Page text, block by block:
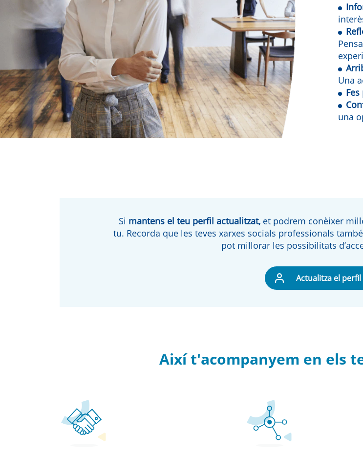
Una
una
Si mantens el teu perfil actualitzat, et podrem conèixer
tu. Recorda que les teves xarxes socials professionals
pot millorar les possibilitats
Actualitza el perfil
Així t'acompanyem en els